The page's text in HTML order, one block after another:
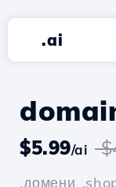
.ai
$5.99/ai
.домени